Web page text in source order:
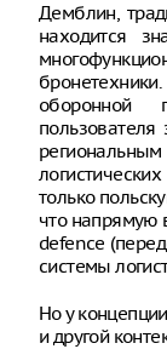
Демблин,
находится
оборонной
только
что напрямую
defence
системы
Но у
и другой